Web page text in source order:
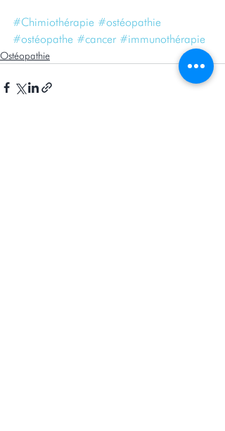
#Chimiothérapie #ostéopathie
#ostéopathe #cancer #immunothérapie
Ostéopathie